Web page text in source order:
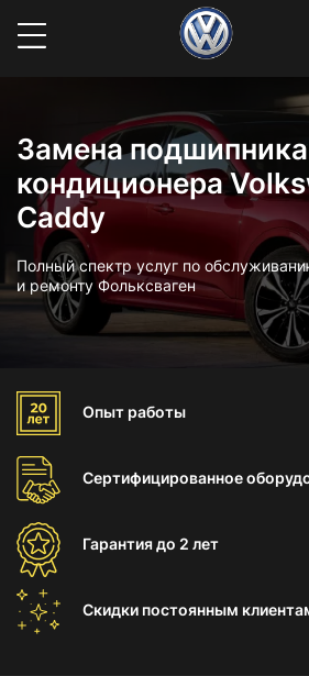
Замена
кондиционера
Caddy
Полный спектр услуг по
и ремонту Фольксваген
Опыт работы
Сертифицированное
Гарантиядо 2 лет
Скидки постоянным